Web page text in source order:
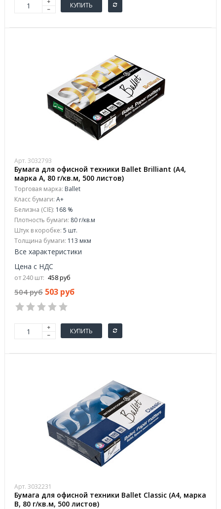
КУПИТЬ
Арт. 3032793
Бумага для офисной техники Ballet Brilliant (А4,
марка A, 80 г/кв.м, 500 листов)
Торговая марка: Ballet
Класс бумаги: A+
Белизна (CIE): 168 %
Плотность бумаги: 80 г/кв.м
Штук в коробке: 5 шт.
Толщина бумаги: 113 мкм
Все характеристики
Цена с НДС
от 240 шт: 458 руб
504 руб 503 руб
КУПИТЬ
Арт. 3032231
Бумага для офисной техники Ballet Classic (А4, марка
B, 80 г/кв.м, 500 листов)